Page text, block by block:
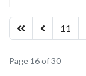
11
Page 16 of 30